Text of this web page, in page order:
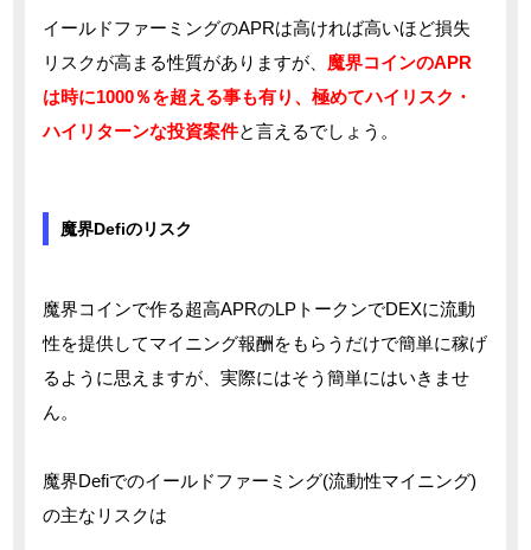
イールドファーミングのAPRは高ければ高いほど損失
リスクが高まる性質がありますが、 魔界コインのAPR
は時に1000％を超える事も有り、極めてハイリスク・
ハイリターンな投資案件と言えるでしょう。
魔界Defiのリスク
魔界コインで作る超高APRのLPトークンでDEXに流動
性を提供してマイニング報酬をもらうだけで簡単に稼げ
るように思えますが、実際にはそう簡単にはいきませ
ん。
魔界Defiでのイールドファーミング(流動性マイニング)
の主なリスクは